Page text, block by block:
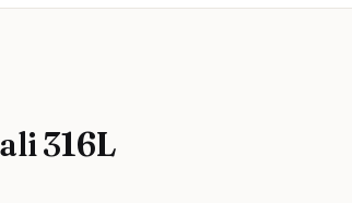
316L